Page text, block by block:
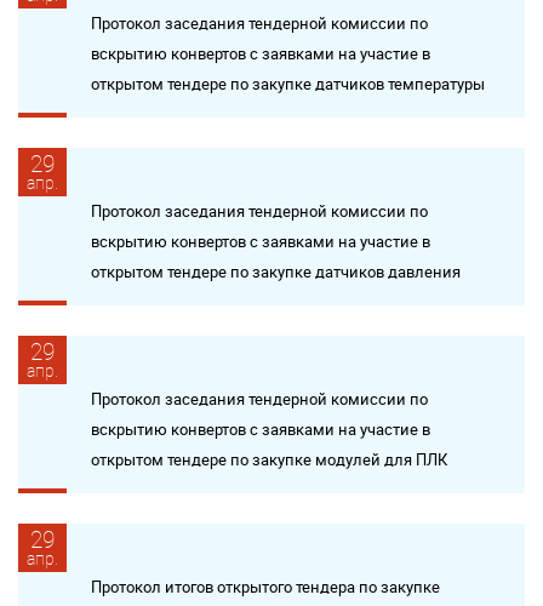
Протокол заседания тендерной комиссии по
вскрытию конвертов с заявками на участие в
открытом тендере по закупке датчиков температуры
29
апр.
Протокол заседания тендерной комиссии по
вскрытию конвертов с заявками на участие в
открытом тендере по закупке датчиков давления
29
апр.
Протокол заседания тендерной комиссии по
вскрытию конвертов с заявками на участие в
открытом тендере по закупке модулей для ПЛК
29
апр.
Протокол итогов открытого тендера по закупке